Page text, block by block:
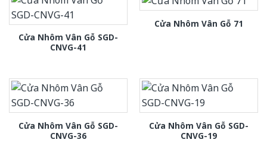
Cửa Nhôm Vân Gỗ SGD-
CNVG-41
Cửa Nhôm Vân Gỗ 71
Cửa Nhôm Vân Gỗ SGD-
CNVG-36
Cửa Nhôm Vân Gỗ SGD-
CNVG-19